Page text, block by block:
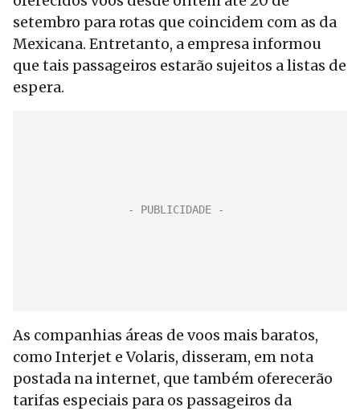
setembro para rotas que coincidem com as da
Mexicana. Entretanto, a empresa informou
que tais passageiros estarão sujeitos a listas de
espera.
As companhias áreas de voos mais baratos,
como Interjet e Volaris, disseram, em nota
postada na internet, que também oferecerão
tarifas especiais para os passageiros da